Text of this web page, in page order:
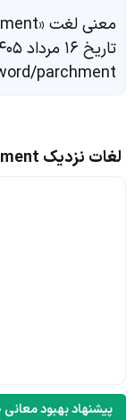
معنی لغت «parchment» در
parchment
لغات نزدیک parchment
پیشنهاد بهبود معانی